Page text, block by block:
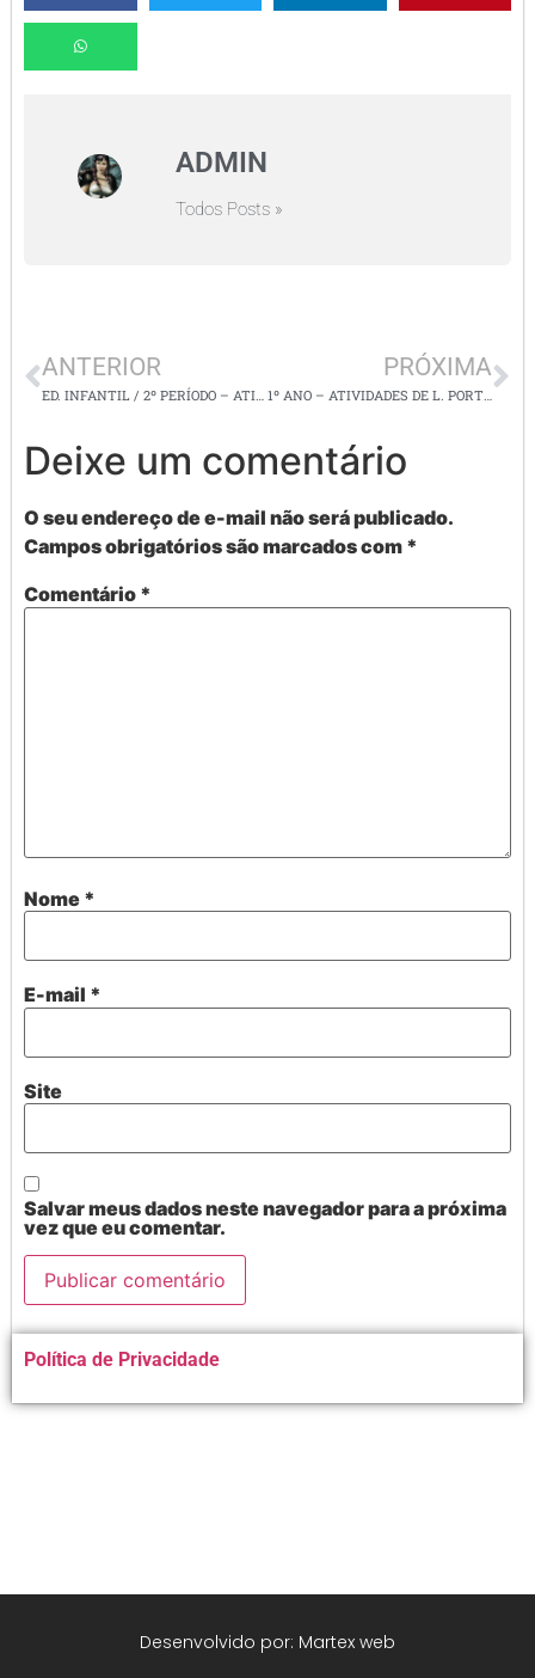
ADMIN
Todos Posts »
ANTERIOR
ED. INFANTIL / 2º PERÍODO – ATIVIDADES SOBRE O MEIO AMBIENTE
PRÓXIMA
1º ANO – ATIVIDADES DE L. PORTUGUESA ( formação de frases, nomes de pessoas e objetos) E MATEMÁTICA ( pae e ímpar)
Deixe um comentário
O seu endereço de e-mail não será publicado.
Campos obrigatórios são marcados com *
Comentário *
Nome *
E-mail *
Site
Salvar meus dados neste navegador para a próxima
vez que eu comentar.
Alternative:
Política de Privacidade
Desenvolvido por: Martex web